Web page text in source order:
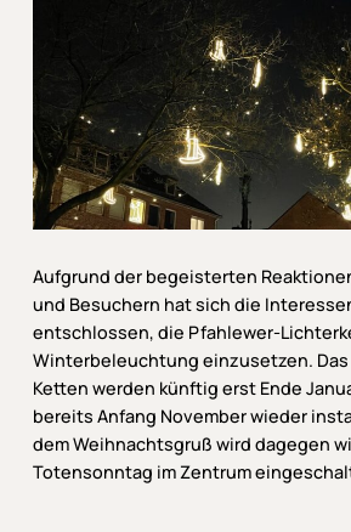
Aufgrund der begeisterten
und Besuchern hat sich die
entschlossen, die Pfahlewer-
Winterbeleuchtung einzusetzen.
Ketten werden künftig erst Ende
bereits Anfang November wieder
dem Weihnachtsgruß wird dagegen
Totensonntag im Zentrum